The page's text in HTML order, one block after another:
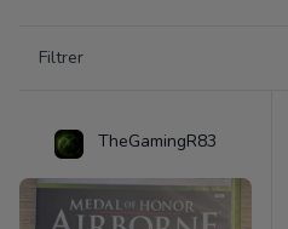
Filtrer
TheGamingR83